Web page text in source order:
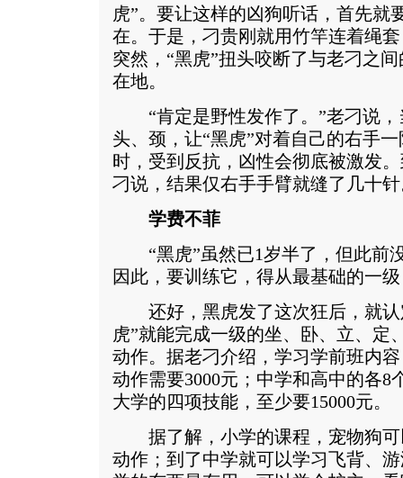
虎”。要让这样的凶狗听话，首先就
在。于是，刁贵刚就用竹竿连着绳
突然，“黑虎”扭头咬断了与老刁之
在地。
“肯定是野性发作了。”老刁说，
头、颈，让“黑虎”对着自己的右手
时，受到反抗，凶性会彻底被激发
刁说，结果仅右手手臂就缝了几十
学费不菲
“黑虎”虽然已1岁半了，但此前
因此，要训练它，得从最基础的一
还好，黑虎发了这次狂后，就认
虎”就能完成一级的坐、卧、立、定
动作。据老刁介绍，学习学前班内
动作需要3000元；中学和高中的各8
大学的四项技能，至少要15000元。
据了解，小学的课程，宠物狗可
动作；到了中学就可以学习飞背、